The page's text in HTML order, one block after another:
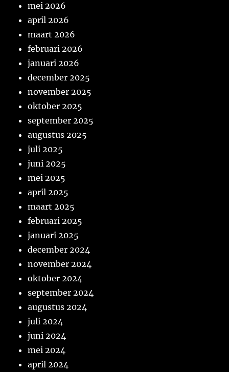
mei 2026
april 2026
maart 2026
februari 2026
januari 2026
december 2025
november 2025
oktober 2025
september 2025
augustus 2025
juli 2025
juni 2025
mei 2025
april 2025
maart 2025
februari 2025
januari 2025
december 2024
november 2024
oktober 2024
september 2024
augustus 2024
juli 2024
juni 2024
mei 2024
april 2024